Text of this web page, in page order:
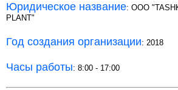
Юридическое название: OOO
PLANT"
Год создания организации: 2018
Часы работы: 8:00 - 17:00